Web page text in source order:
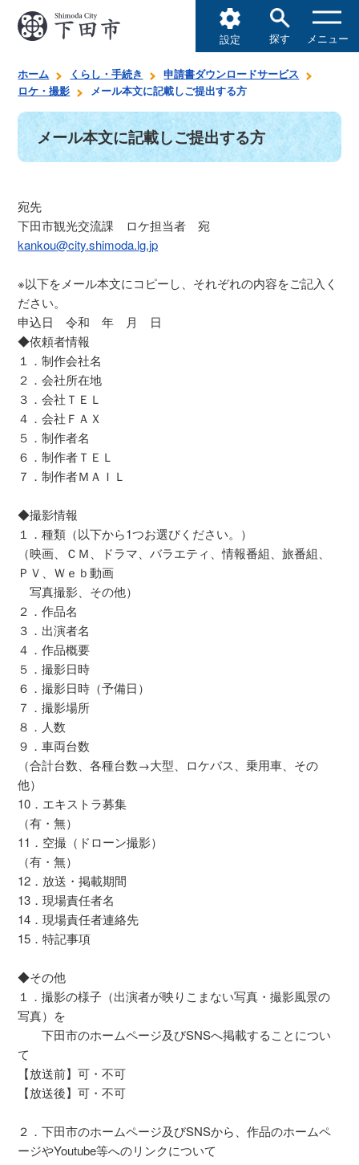
設定 探す メニュー
ホーム くらし・手続き
申請書ダウンロードサービス
ロケ・撮影
メール本文に記載しご提出する方
メール本文に記載しご提出する方
宛先
下田市観光交流課 ロケ担当者 宛
kankou@city.shimoda.lg.jp
※以下をメール本文にコピーし、それぞれの内容をご記入く
ださい。
申込日 令和 年 月 日
◆依頼者情報
１．制作会社名
２．会社所在地
３．会社ＴＥＬ
４．会社ＦＡＸ
５．制作者名
６．制作者ＴＥＬ
７．制作者ＭＡＩＬ
◆撮影情報
１．種類（以下から1つお選びください。）
（映画、ＣＭ、ドラマ、バラエティ、情報番組、旅番組、
ＰＶ、Ｗｅｂ動画
写真撮影、その他）
２．作品名
３．出演者名
４．作品概要
５．撮影日時
６．撮影日時（予備日）
７．撮影場所
８．人数
９．車両台数
（合計台数、各種台数→大型、ロケバス、乗用車、その
他）
10．エキストラ募集
（有・無）
11．空撮（ドローン撮影）
（有・無）
12．放送・掲載期間
13．現場責任者名
14．現場責任者連絡先
15．特記事項
◆その他
１．撮影の様子（出演者が映りこまない写真・撮影風景の
写真）を
下田市のホームページ及びSNSへ掲載することについ
て
【放送前】可・不可
【放送後】可・不可
２．下田市のホームページ及びSNSから、作品のホームペ
ージやYoutube等へのリンクについて